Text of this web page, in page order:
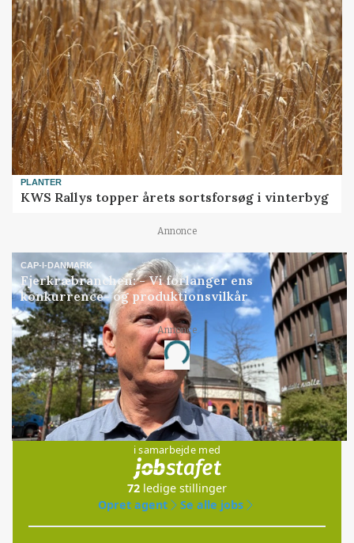
PLANTER
KWS Rallys topper årets sortsforsøg i vinterbyg
Annonce
CAP-I-DANMARK
Fjerkræbranchen: - Vi forlanger ens
konkurrence- og produktionsvilkår
Annonce
Loading...
Jobs
i samarbejde med
72 ledige stillinger
Opret agent
Se alle jobs